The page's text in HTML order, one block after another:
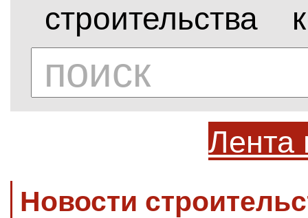
строительства
Лента
Новости